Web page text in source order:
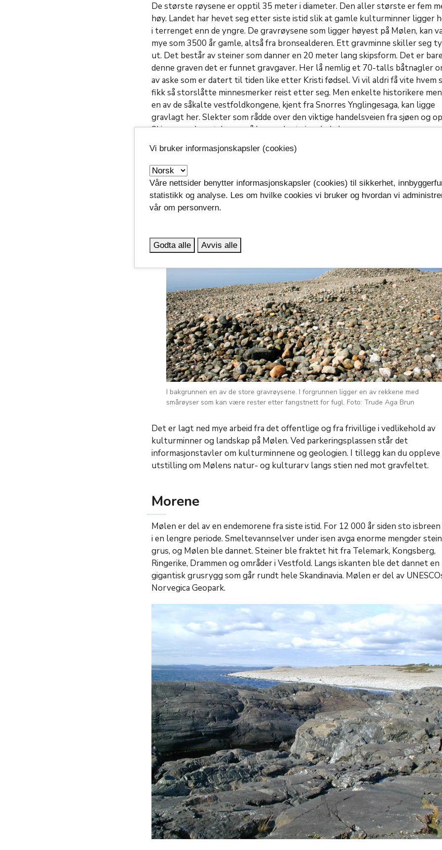
De største røysene er opptil 35 meter i diameter. Den aller største er fem
høy. Landet har hevet seg etter siste istid slik at gamle kulturminner ligger
i terrenget enn de yngre. De gravrøysene som ligger høyest på Mølen, kan
mye som 3500 år gamle, altså fra bronsealderen. Ett gravminne skiller seg
ut. Det består av steiner som danner en 20 meter lang skipsform. Det er
denne graven det er funnet gravgaver. Her lå nemlig et 70-talls båtnagler
av aske som er datert til tiden like etter Kristi fødsel. Vi vil aldri få vite hvem
fikk så storslåtte minnesmerker reist etter seg. Men enkelte historikere
en av de såkalte vestfoldkongene, kjent fra Snorres Ynglingesaga, kan ligge
gravlagt her. Slekter som rådde over den viktige handelsveien fra sjøen og
Skiensvassdraget, kan også ha gravlagt sine døde her.
Gåtefulle er de nesten 200 små steinrøysene som ligger fordelt på syv lange
rekker. Kanskje er de ikke graver slik man har trodd, men fester for fangstnett
beregnet på trekkende sjøfugl.
I bakgrunnen en av de store gravrøysene. I forgrunnen ligger en av rekkene med
smårøyser som kan være rester etter fangstnett for fugl. Foto: Trude Aga Brun
Det er lagt ned mye arbeid fra det offentlige og fra frivillige i vedlikehold av
kulturminner og landskap på Mølen. Ved parkeringsplassen står det
informasjonstavler om kulturminnene og geologien. I tillegg kan du oppleve
utstilling om Mølens natur- og kulturarv langs stien ned mot gravfeltet.
Morene
Mølen er del av en endemorene fra siste istid. For 12 000 år siden sto
i en lengre periode. Smeltevannselver under isen avga enorme mengder
grus, og Mølen ble dannet. Steiner ble fraktet hit fra Telemark, Kongsberg,
Ringerike, Drammen og områder i Vestfold. Langs iskanten ble det dannet en
gigantisk grusrygg som går rundt hele Skandinavia. Mølen er del av
Norvegica Geopark.
Vi bruker informasjonskapsler (cookies)
Våre nettsider benytter informasjonskapsler (cookies) til sikkerhet,
statistikk og analyse. Les om hvilke cookies vi bruker og hvordan vi
vår om personvern.
Godta alle Avvis alle